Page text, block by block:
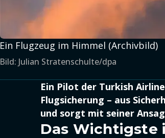
Ein Flugzeug im Himmel (Archivbild)
Bild: Julian Stratenschulte/dpa
Ein Pilot der Turkish
Flugsicherung – aus
und sorgt mit seiner
Das Wichtigste